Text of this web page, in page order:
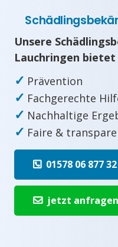
Unsere
Lauchringen bietet
✓ Prävention
✓ Fachgerechte
✓ Nachhaltige
✓ Faire &
01578 06 877 32
jetzt anfragen